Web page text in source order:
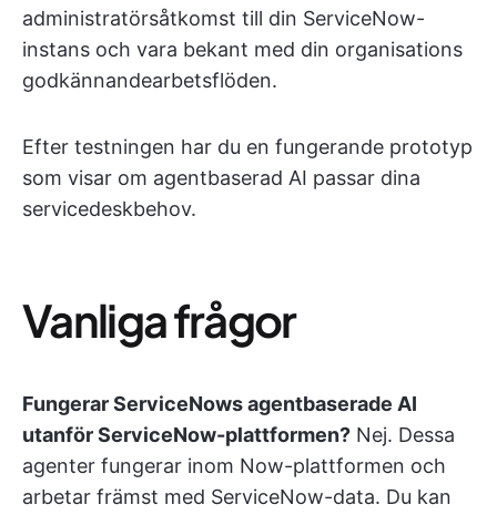
administratörsåtkomst till din ServiceNow-
instans och vara bekant med din organisations
godkännandearbetsflöden.
Efter testningen har du en fungerande prototyp
som visar om agentbaserad AI passar dina
servicedeskbehov.
Vanliga frågor
Fungerar ServiceNows agentbaserade AI
utanför ServiceNow-plattformen? Nej. Dessa
agenter fungerar inom Now-plattformen och
arbetar främst med ServiceNow-data. Du kan